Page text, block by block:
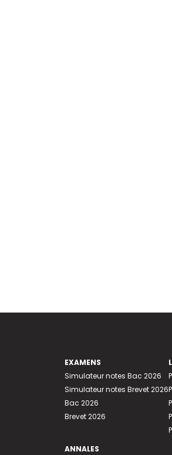
EXAMENS
Simulateur notes Bac 2026
Simulateur notes Brevet 2026
Bac 2026
Brevet 2026
ANNALES